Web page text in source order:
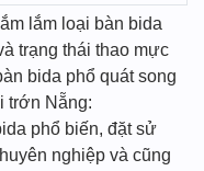
lắm loại bàn bida
trạng thái thao mực
bida phổ quát song
trớn Nẵng:
phổ biến, đặt sử
nghiệp và cũng